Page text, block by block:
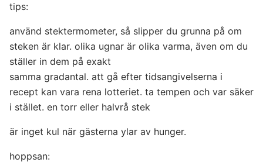
tips:
använd stektermometer, så slipper du grunna på om
steken är klar. olika ugnar är olika varma, även om du
ställer in dem på exakt
samma gradantal. att gå efter tidsangivelserna i
recept kan vara rena lotteriet. ta tempen och var säker
i stället. en torr eller halvrå stek
är inget kul när gästerna ylar av hunger.
hoppsan: